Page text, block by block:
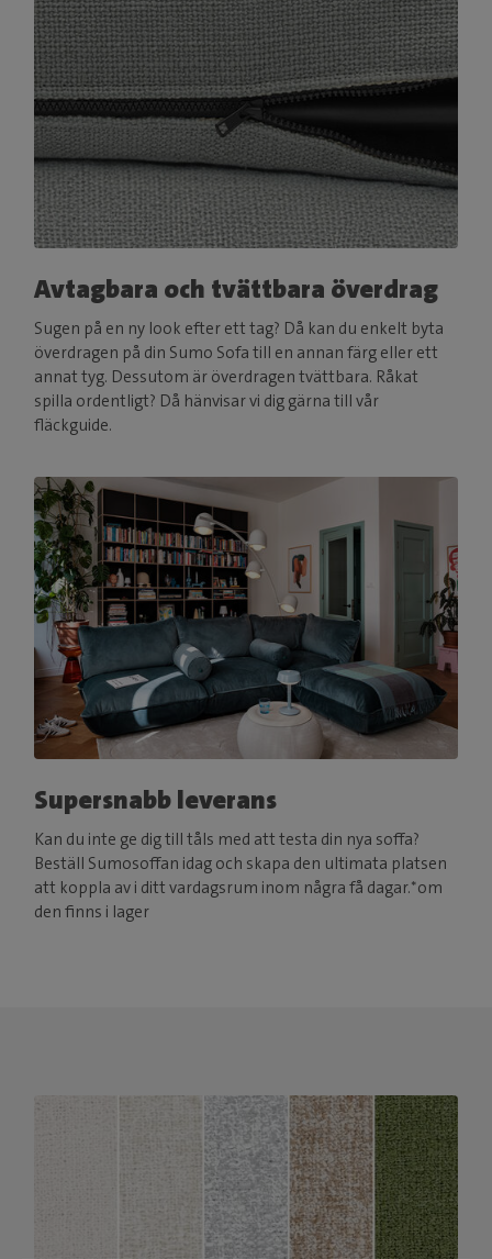
Avtagbara och tvättbara överdrag
Sugen på en ny look efter ett tag? Då kan du enkelt byta
överdragen på din Sumo Sofa till en annan färg eller ett
annat tyg. Dessutom är överdragen tvättbara. Råkat
spilla ordentligt? Då hänvisar vi dig gärna till vår
fläckguide.
Supersnabb leverans
Kan du inte ge dig till tåls med att testa din nya soffa?
Beställ Sumosoffan idag och skapa den ultimata platsen
att koppla av i ditt vardagsrum inom några få dagar.*om
den finns i lager